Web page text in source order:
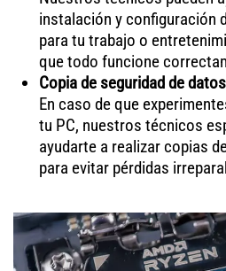
instalación y configuración
para tu trabajo o
que todo funcione
Copia de seguridad de datos
En caso de que
tu PC, nuestros técnicos
ayudarte a realizar copias
para evitar pérdidas